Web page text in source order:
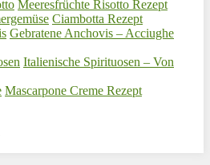
Meeresfrüchte Risotto Rezept
Ciambotta Rezept
Gebratene Anchovis – Acciughe
Italienische Spirituosen – Von
Mascarpone Creme Rezept